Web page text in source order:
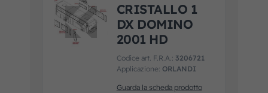
CRISTALLO 1
DX DOMINO
2001 HD
Codice art. F.R.A.: 3206721
Applicazione: ORLANDI
Guarda la scheda prodotto